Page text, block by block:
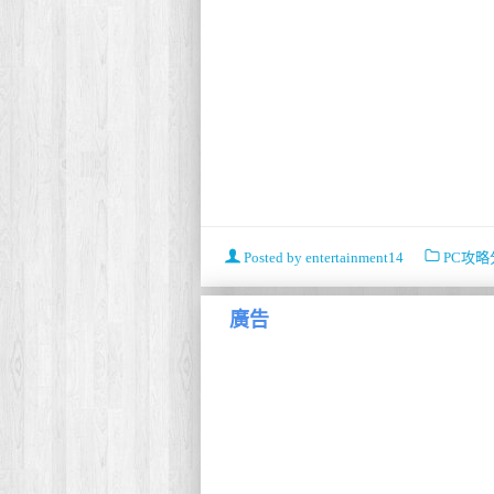
Posted by entertainment14 PC攻略
廣告